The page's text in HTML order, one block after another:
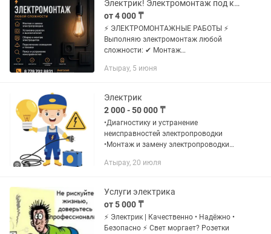
Электрик! Электромонтаж под ключ!
от 4 000 ₸
⚡ ЭЛЕКТРОМОНТАЖНЫЕ РАБОТЫ ⚡
Выполняю электромонтаж любой
сложности: ✔ Монтаж
✔ Замена старой проводки ✔
выключателей ✔ Монтаж и...
Атырау, 5 июня
Электрик
2 000 - 50 000 ₸
•Диагностику и устранение
неисправностей электропроводки
•Монтаж и замену электропроводки
замену розеток, выключателей,
Атырау, 20 июля
Услуги электрика
от 5 000 ₸
⚡ Электрик | Качественно • Надёжно •
Безопасно ⚡ Свет моргает? Розетки